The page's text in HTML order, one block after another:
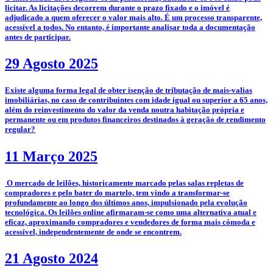
licitar. As licitações decorrem durante o prazo fixado e o imóvel é
adjudicado a quem oferecer o valor mais alto. É um processo transparente,
acessível a todos. No entanto, é importante analisar toda a documentação
antes de participar.
29 Agosto 2025
­Existe alguma forma legal de obter isenção de tributação de mais-valias
imobiliárias, no caso de contribuintes com idade igual ou superior a 65 anos,
além do reinvestimento do valor da venda noutra habitação própria e
permanente ou em produtos financeiros destinados à geração de rendimento
regular?
11 Março 2025
­­­­ O mercado de leilões, historicamente marcado pelas salas repletas de
compradores e pelo bater do martelo, tem vindo a transformar-se
profundamente ao longo dos últimos anos, impulsionado pela evolução
tecnológica. Os leilões online afirmaram-se como uma alternativa atual e
eficaz, aproximando compradores e vendedores de forma mais cómoda e
acessível, independentemente de onde se encontrem.
21 Agosto 2024